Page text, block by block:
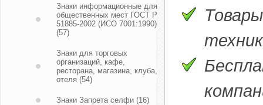
Знаки информационные для
общественных мест ГОСТ Р
51885-2002 (ИСО 7001:1990)
(57)
Знаки для торговых
организаций, кафе,
ресторана, магазина, клуба,
отеля (54)
Знаки Запрета селфи (16)